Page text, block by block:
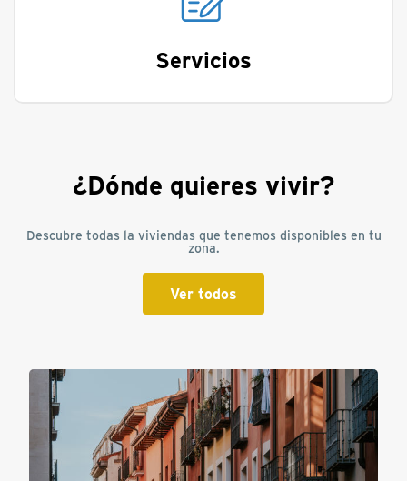
Servicios
¿Dónde quieres vivir?
Descubre todas la viviendas que tenemos disponibles en tu
zona.
Ver todos